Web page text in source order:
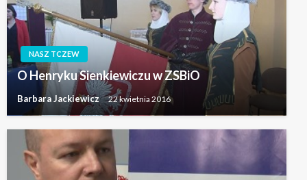
NASZ TCZEW
O Henryku Sienkiewiczu w ZSBiO
Barbara Jackiewicz 22 kwietnia 2016